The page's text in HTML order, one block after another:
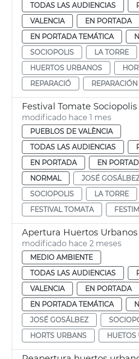
TODAS LAS AUDIENCIAS
VALENCIA
EN PORTADA
EN PORTADA TEMÁTICA
SOCIOPOLIS
LA TORRE
HUERTOS URBANOS
REPARACIÓ
REPARACIÓN
Festival Tomate
modificado hace 1 mes
PUEBLOS DE VALÈNCIA
TODAS LAS AUDIENCIAS
EN PORTADA
EN
NORMAL
JOSÉ
SOCIOPOLIS
LA TORRE
FESTIVAL TOMATA
Apertura Huertos
modificado hace 2 meses
MEDIO AMBIENTE
TODAS LAS AUDIENCIAS
VALENCIA
EN PORTADA
EN PORTADA TEMÁTICA
JOSÉ GOSÁLBEZ
HORTS URBANS
HUETOS